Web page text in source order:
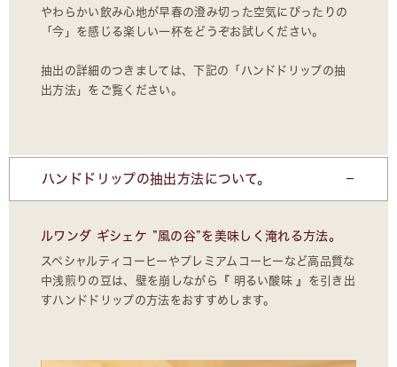
やわらかい飲み心地が早春の澄み切った空気にぴったりの
「今」を感じる楽しい一杯をどうぞお試しください。
抽出の詳細のつきましては、下記の「ハンドドリップの抽
出方法」をご覧ください。
ハンドドリップの抽出方法について。
ルワンダ ギシェケ ”風の谷”を美味しく淹れる方法。
スペシャルティコーヒーやプレミアムコーヒーなど高品質な
中浅煎りの豆は、壁を崩しながら『 明るい酸味 』を引き出
すハンドドリップの方法をおすすめします。